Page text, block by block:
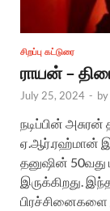
சிறப்பு கட்டுரை
ராயன் –
July 25, 2024 - by
நடிப்பின்
ஏ.ஆர்.ரஹ்மான்
தனுஷின்
இருக்கிறது.